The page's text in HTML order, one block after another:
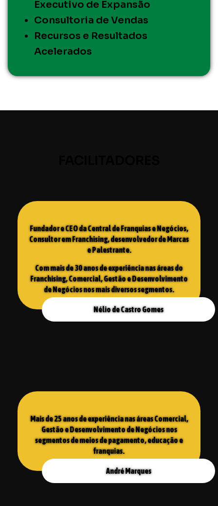
Executivo de Expansão
Consultoria de Vendas
Recursos e Resultados
Acelerados
Fundador e CEO da Central de Franquias e Negócios,
Consultor em Franchising, desenvolvedor de Marcas
e Palestrante.
Com mais de 30 anos de experiência nas áreas do
Franchising, Comercial, Gestão e Desenvolvimento
de Negócios nos mais diversos segmentos.
Nélio de Castro Gomes
Mais de 25 anos de experiência nas áreas Comercial,
Gestão e Desenvolvimento de Negócios nos
segmentos de meios de pagamento, educação e
franquias.
André Marques